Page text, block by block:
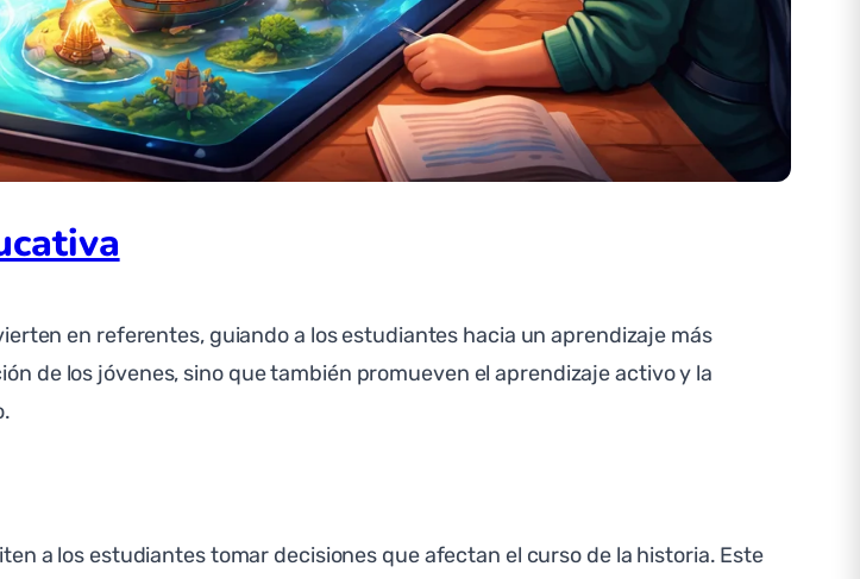
en referentes, guiando a los estudiantes hacia un aprendizaje más
de los jóvenes, sino que también promueven el aprendizaje activo y la
a los estudiantes tomar decisiones que afectan el curso de la historia. Este